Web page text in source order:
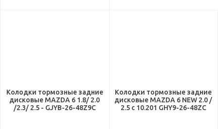
Колодки тормозные задние
дисковые MAZDA 6 1.8/ 2.0
/2.3/ 2.5 - GJYB-26-48Z9C
Колодки тормозные задние
дисковые MAZDA 6 NEW 2.0 /
2.5 с 10.201 GHY9-26-48ZC